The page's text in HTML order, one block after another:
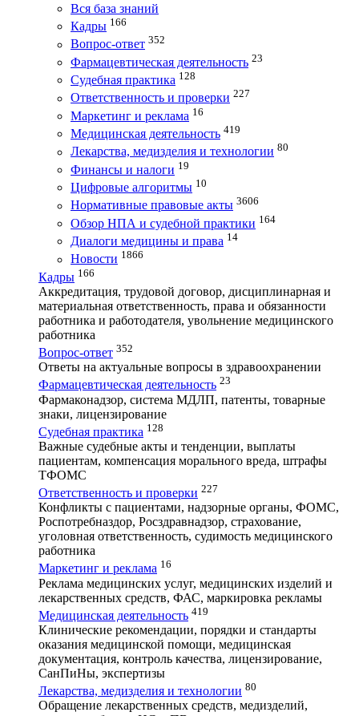
Вся база знаний
Кадры 166
Вопрос-ответ 352
Фармацевтическая деятельность 23
Судебная практика 128
Ответственность и проверки 227
Маркетинг и реклама 16
Медицинская деятельность 419
Лекарства, медизделия и технологии 80
Финансы и налоги 19
Цифровые алгоритмы 10
Нормативные правовые акты 3606
Обзор НПА и судебной практики 164
Диалоги медицины и права 14
Новости 1866
Кадры 166
Аккредитация, трудовой договор, дисциплинарная и
материальная ответственность, права и обязанности
работника и работодателя, увольнение медицинского
работника
Вопрос-ответ 352
Ответы на актуальные вопросы в здравоохранении
Фармацевтическая деятельность 23
Фармаконадзор, система МДЛП, патенты, товарные
знаки, лицензирование
Судебная практика 128
Важные судебные акты и тенденции, выплаты
пациентам, компенсация морального вреда, штрафы
ТФОМС
Ответственность и проверки 227
Конфликты с пациентами, надзорные органы, ФОМС,
Роспотребназдор, Росздравнадзор, страхование,
уголовная ответственность, судимость медицинского
работника
Маркетинг и реклама 16
Реклама медицинских услуг, медицинских изделий и
лекарственных средств, ФАС, маркировка рекламы
Медицинская деятельность 419
Клинические рекомендации, порядки и стандарты
оказания медицинской помощи, медицинская
документация, контроль качества, лицензирование,
СанПиНы, экспертизы
Лекарства, медизделия и технологии 80
Обращение лекарственных средств, медизделий,